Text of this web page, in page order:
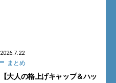
2026.7.22
まとめ
【大人の格上げキャップ＆ハッ